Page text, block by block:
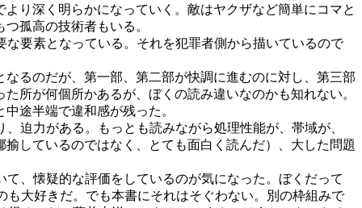
り深く明らかになっていく。敵はヤクザなど簡単にコマと
孤高の技術者もいる。
要素となっている。それを犯罪者側から描いているので
るのだが、第一部、第二部が快調に進むのに対し、第三部
所が何個所かあるが、ぼくの読み違いなのかも知れない。
途半端で違和感が残った。
迫力がある。もっとも読みながら処理性能が、帯域が、
しているのではなく、とても面白く読んだ）、大した問題
、懐疑的な評価をしているのが気になった。ぼくだって
大好きだ。でも本書にそれはそぐわない。別の枠組みで